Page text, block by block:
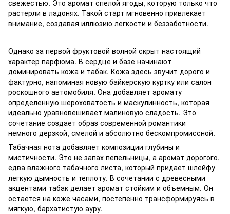
свежестью. Это аромат спелой ягоды, которую только что
растерли в ладонях. Такой старт мгновенно привлекает
внимание, создавая иллюзию легкости и беззаботности.
Однако за первой фруктовой волной скрыт настоящий
характер парфюма. В сердце и базе начинают
доминировать кожа и табак. Кожа здесь звучит дорого и
фактурно, напоминая новую байкерскую куртку или салон
роскошного автомобиля. Она добавляет аромату
определенную шероховатость и маскулинность, которая
идеально уравновешивает малиновую сладость. Это
сочетание создает образ современной романтики –
немного дерзкой, смелой и абсолютно бескомпромиссной.
Табачная нота добавляет композиции глубины и
мистичности. Это не запах пепельницы, а аромат дорогого,
едва влажного табачного листа, который придает шлейфу
легкую дымность и теплоту. В сочетании с древесными
акцентами табак делает аромат стойким и объемным. Он
остается на коже часами, постепенно трансформируясь в
мягкую, бархатистую ауру.